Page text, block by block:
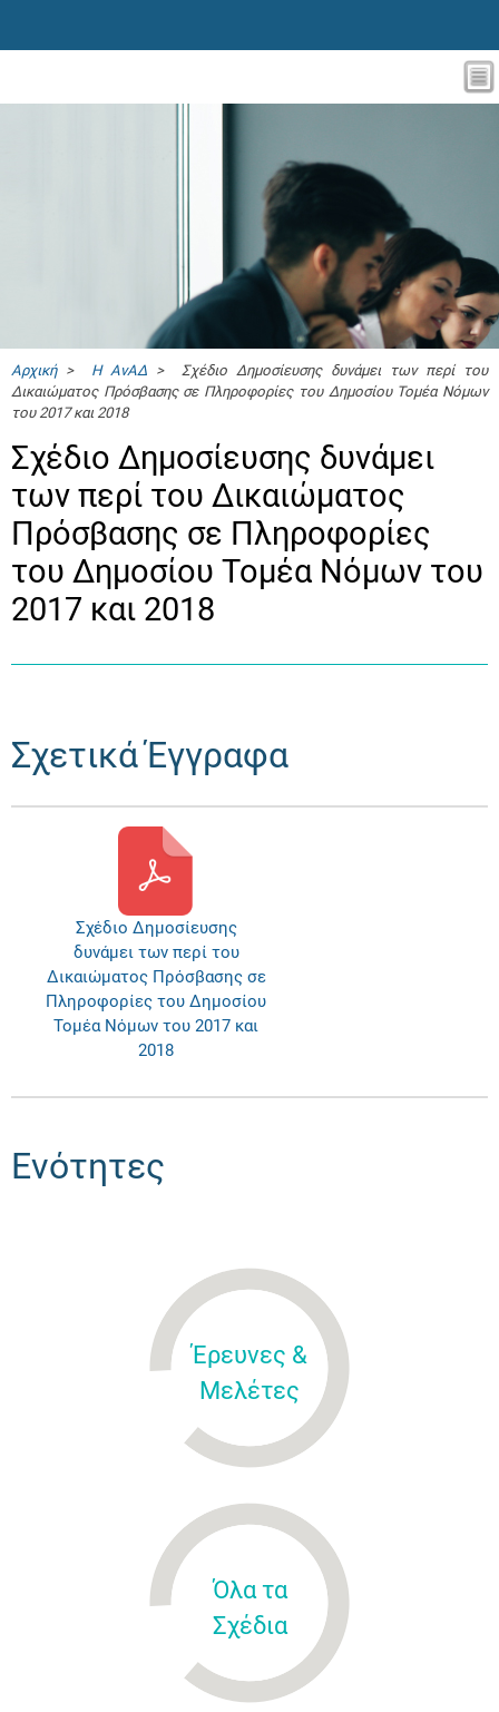
Αρχική> Η ΑνΑΔ > Σχέδιο Δημοσίευσης δυνάμει των περί του
Δικαιώματος Πρόσβασης σε Πληροφορίες του Δημοσίου Τομέα Νόμων
του 2017 και 2018
Σχέδιο Δημοσίευσης δυνάμει
των περί του Δικαιώματος
Πρόσβασης σε Πληροφορίες
του Δημοσίου Τομέα Νόμων του
2017 και 2018
Σχετικά Έγγραφα
Σχέδιο Δημοσίευσης
δυνάμει των περί του
Δικαιώματος Πρόσβασης σε
Πληροφορίες του Δημοσίου
Τομέα Νόμων του 2017 και
2018
Ενότητες
Έρευνες &
Μελέτες
Όλα τα
Σχέδια